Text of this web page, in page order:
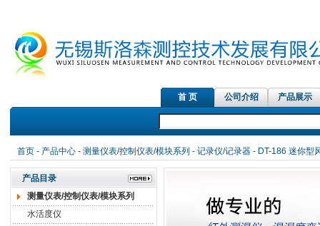
首 页 公司介绍 产品展示
首页- 产品中心- 测量仪表/控制仪表/模块系列 - 记录仪/记录器- DT-186 迷你型
产品目录
测量仪表/控制仪表/模块系列
水活度仪